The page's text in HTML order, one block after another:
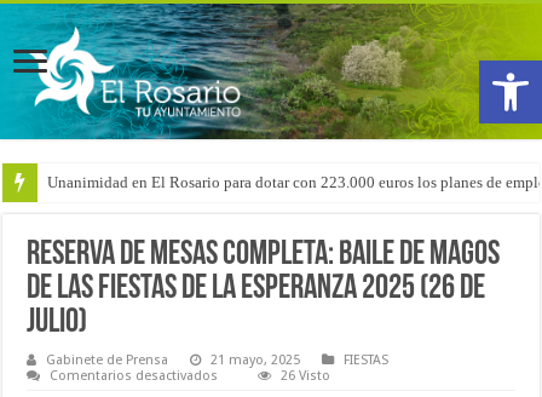
Abrir
Unanimidad en El Rosario para dotar con 223.000 euros los planes de
Arranca la reforma del CEIP San Isidro con las demoliciones para la
Reserva de mesas COMPLETA: Baile de Magos
de las Fiestas de La Esperanza 2025 (26 de
julio)
Gabinete de Prensa 21 mayo, 2025
FIESTAS
Comentarios desactivados
26 Visto